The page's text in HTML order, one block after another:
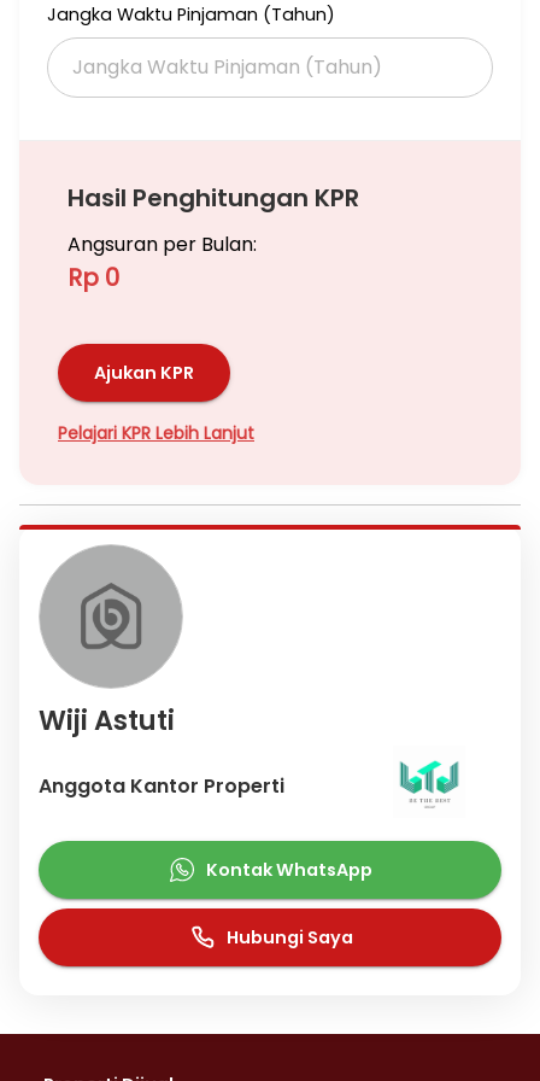
Jangka Waktu Pinjaman (Tahun)
Hasil Penghitungan KPR
Angsuran per Bulan:
Rp 0
Ajukan KPR
Pelajari KPR Lebih Lanjut
Wiji Astuti
Anggota Kantor Properti
Kontak WhatsApp
Hubungi Saya